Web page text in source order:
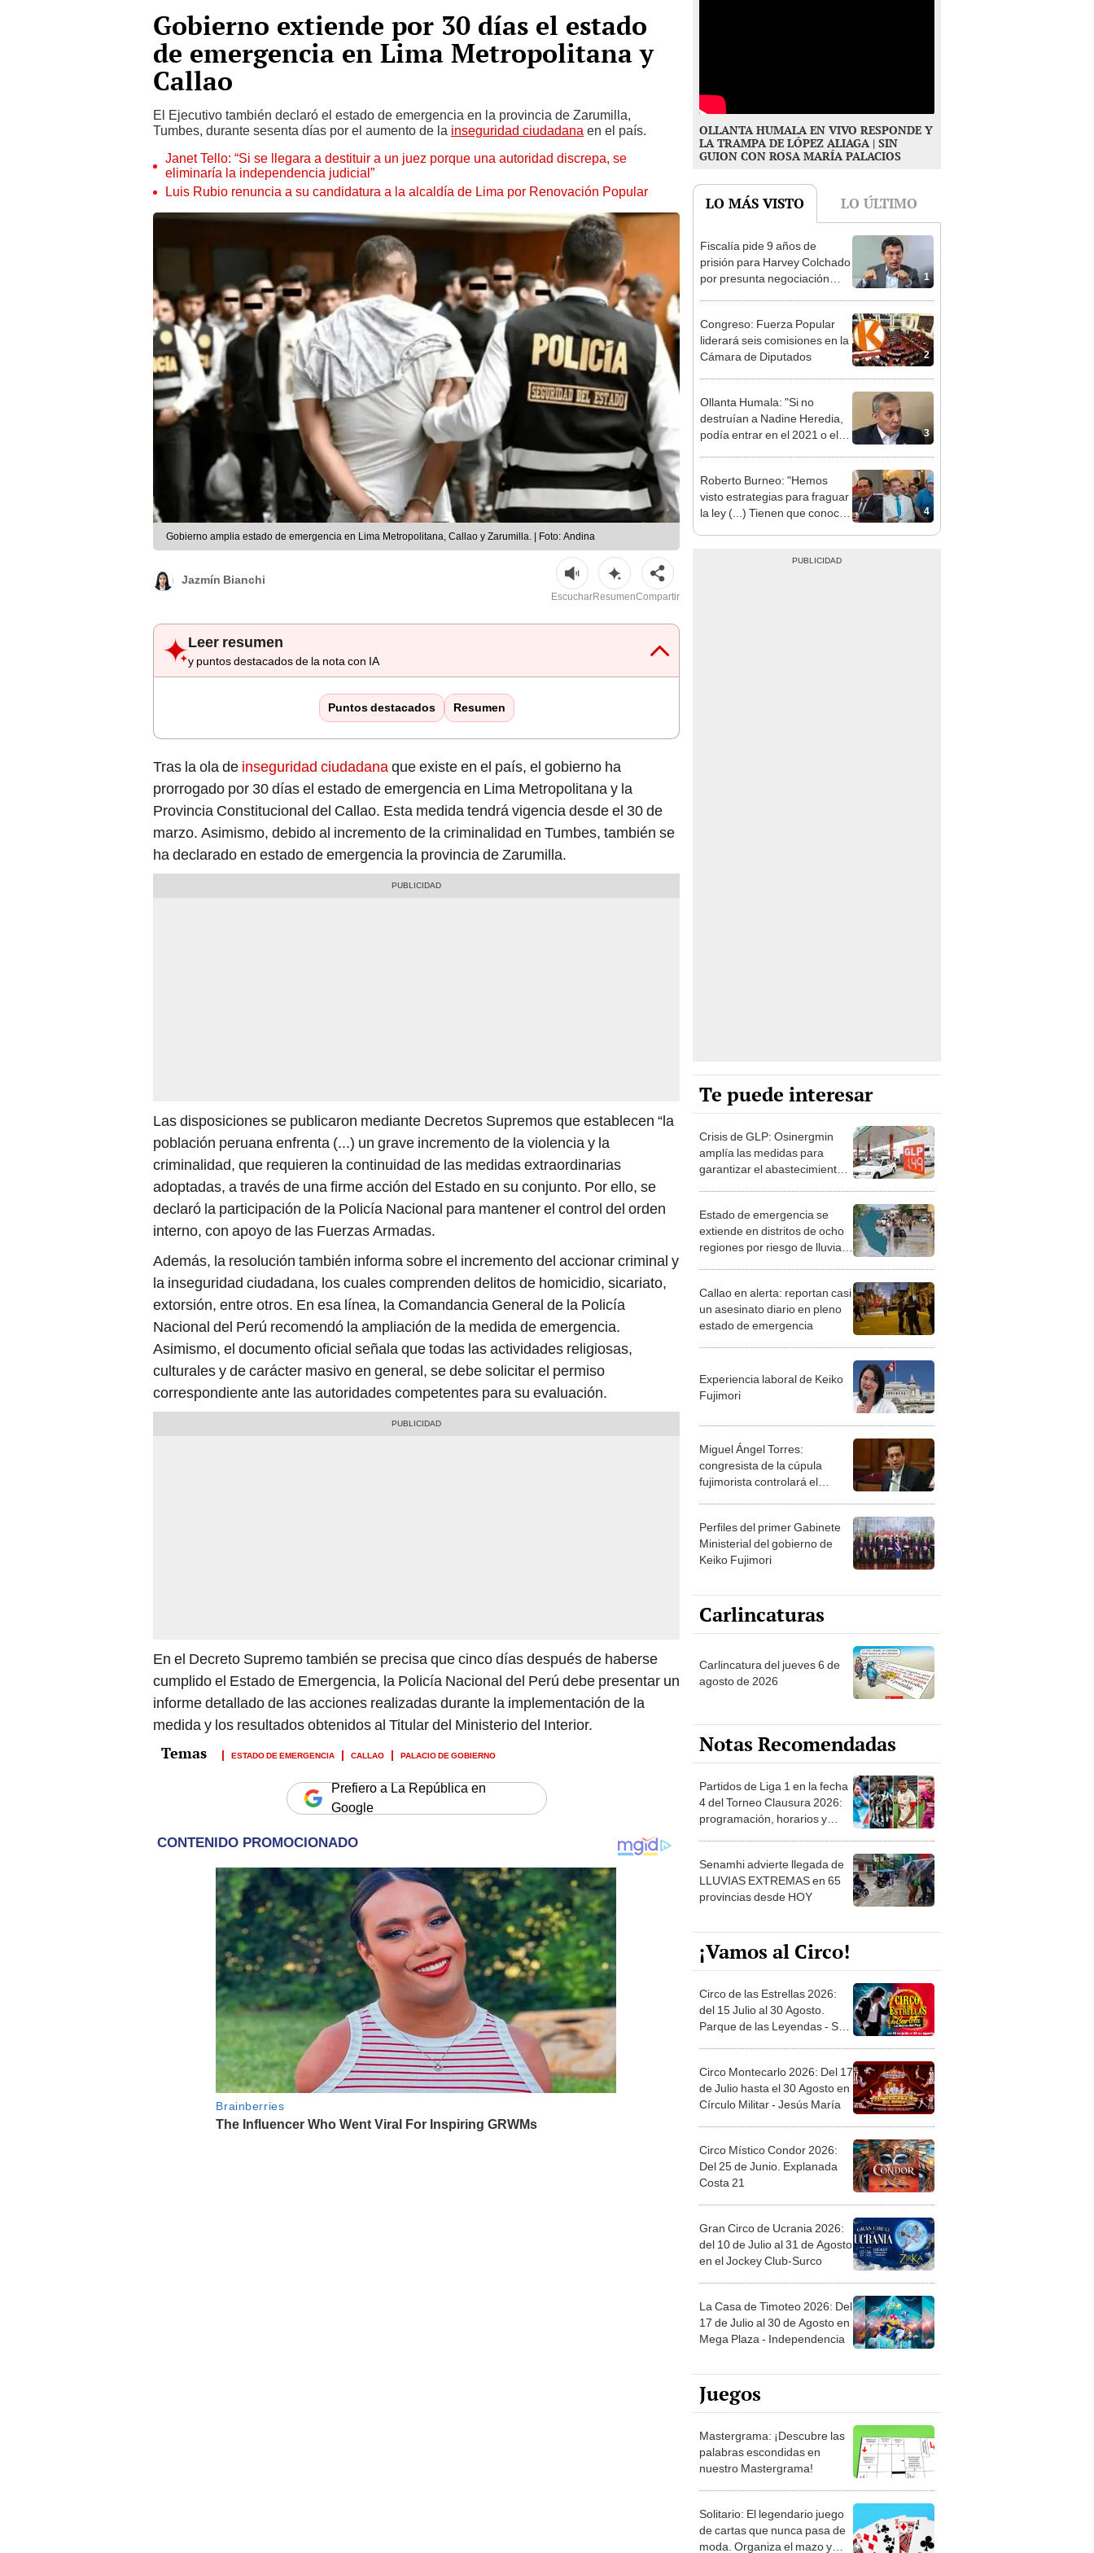
Gobierno extiende por 30 días el estado
de emergencia en Lima Metropolitana y
Callao
El Ejecutivo también declaró el estado de emergencia en la provincia de Zarumilla,
Tumbes, durante sesenta días por el aumento de la inseguridad ciudadana en el país.
Janet Tello: “Si se llegara a destituir a un juez porque una autoridad discrepa, se
eliminaría la independencia judicial”
Luis Rubio renuncia a su candidatura a la alcaldía de Lima por Renovación Popular
Gobierno amplia estado de emergencia en Lima Metropolitana, Callao y Zarumilla. | Foto: Andina
Jazmín Bianchi
EscucharResumenCompartir
Leer resumen
y puntos destacados de la nota con IA
Puntos destacados Resumen
Tras la ola de inseguridad ciudadanaque existe en el país, el gobierno ha
prorrogado por 30 días el estado de emergencia en Lima Metropolitana y la
Provincia Constitucional del Callao. Esta medida tendrá vigencia desde el 30 de
marzo. Asimismo, debido al incremento de la criminalidad en Tumbes, también se
ha declarado en estado de emergencia la provincia de Zarumilla.
Las disposiciones se publicaron mediante Decretos Supremos que establecen “la
población peruana enfrenta (...) un grave incremento de la violencia y la
criminalidad, que requieren la continuidad de las medidas extraordinarias
adoptadas, a través de una firme acción del Estado en su conjunto. Por ello, se
declaró la participación de la Policía Nacional para mantener el control del orden
interno, con apoyo de las Fuerzas Armadas.
Además, la resolución también informa sobre el incremento del accionar criminal y
la inseguridad ciudadana, los cuales comprenden delitos de homicidio, sicariato,
extorsión, entre otros. En esa línea, la Comandancia General de la Policía
Nacional del Perú recomendó la ampliación de la medida de emergencia.
Asimismo, el documento oficial señala que todas las actividades religiosas,
culturales y de carácter masivo en general, se debe solicitar el permiso
correspondiente ante las autoridades competentes para su evaluación.
En el Decreto Supremo también se precisa que cinco días después de haberse
cumplido el Estado de Emergencia, la Policía Nacional del Perú debe presentar un
informe detallado de las acciones realizadas durante la implementación de la
medida y los resultados obtenidos al Titular del Ministerio del Interior.
ESTADO DE EMERGENCIA CALLAO PALACIO DE GOBIERNO
Prefiero a La República en
Google
OLLANTA HUMALA EN VIVO RESPONDE Y
LA TRAMPA DE LÓPEZ ALIAGA | SIN
GUION CON ROSA MARÍA PALACIOS
LO MÁS VISTO LO ÚLTIMO
1
Fiscalía pide 9 años de
prisión para Harvey Colchado
por presunta negociación
2
Congreso: Fuerza Popular
liderará seis comisiones en la
Cámara de Diputados
3
Ollanta Humala: "Si no
destruían a Nadine Heredia,
podía entrar en el 2021 o el
4
Roberto Burneo: "Hemos
visto estrategias para fraguar
la ley (...) Tienen que conocer
Te puede interesar
Crisis de GLP: Osinergmin
amplía las medidas para
garantizar el abastecimiento
Estado de emergencia se
extiende en distritos de ocho
regiones por riesgo de lluvias
Callao en alerta: reportan casi
un asesinato diario en pleno
estado de emergencia
Experiencia laboral de Keiko
Fujimori
Miguel Ángel Torres:
congresista de la cúpula
fujimorista controlará el
Perfiles del primer Gabinete
Ministerial del gobierno de
Keiko Fujimori
Carlincaturas
Carlincatura del jueves 6 de
agosto de 2026
Notas Recomendadas
Partidos de Liga 1 en la fecha
4 del Torneo Clausura 2026:
programación, horarios y
Senamhi advierte llegada de
LLUVIAS EXTREMAS en 65
provincias desde HOY
¡Vamos al Circo!
Circo de las Estrellas 2026:
del 15 Julio al 30 Agosto.
Parque de las Leyendas - San
Circo Montecarlo 2026: Del 17
de Julio hasta el 30 Agosto en
Círculo Militar - Jesús María
Circo Místico Condor 2026:
Del 25 de Junio. Explanada
Costa 21
Gran Circo de Ucrania 2026:
del 10 de Julio al 31 de Agosto
en el Jockey Club-Surco
La Casa de Timoteo 2026: Del
17 de Julio al 30 de Agosto en
Mega Plaza - Independencia
Juegos
Mastergrama: ¡Descubre las
palabras escondidas en
nuestro Mastergrama!
Solitario: El legendario juego
de cartas que nunca pasa de
moda. Organiza el mazo y